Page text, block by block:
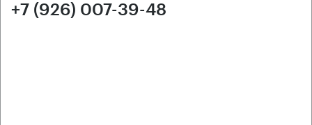
+7 (926) 007-39-48